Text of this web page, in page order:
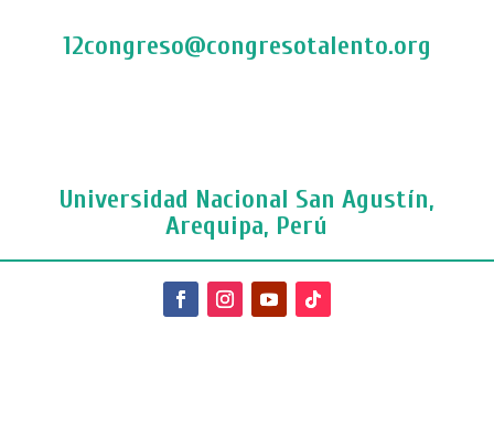
12congreso@congresotalento.org
Universidad Nacional San Agustín,
Arequipa, Perú